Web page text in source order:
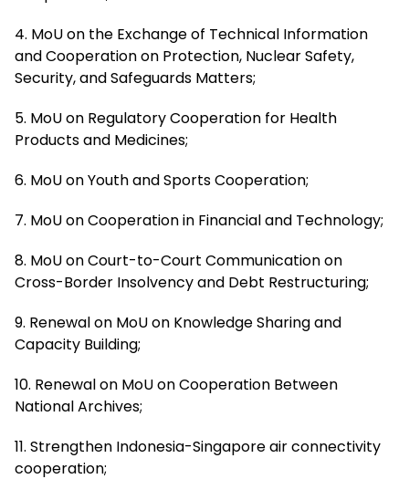
4. MoU on the Exchange of Technical Information
and Cooperation on Protection, Nuclear Safety,
Security, and Safeguards Matters;
5. MoU on Regulatory Cooperation for Health
Products and Medicines;
6. MoU on Youth and Sports Cooperation;
7. MoU on Cooperation in Financial and Technology;
8. MoU on Court-to-Court Communication on
Cross-Border Insolvency and Debt Restructuring;
9. Renewal on MoU on Knowledge Sharing and
Capacity Building;
10. Renewal on MoU on Cooperation Between
National Archives;
11. Strengthen Indonesia-Singapore air connectivity
cooperation;